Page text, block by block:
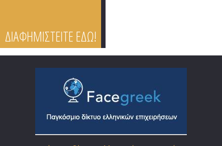
ΔΙΑΦΗΜΙΣΤΕΙΤΕ ΕΔΩ!